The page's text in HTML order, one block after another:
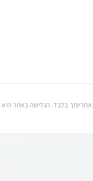
בלבד. הגלישה באתר